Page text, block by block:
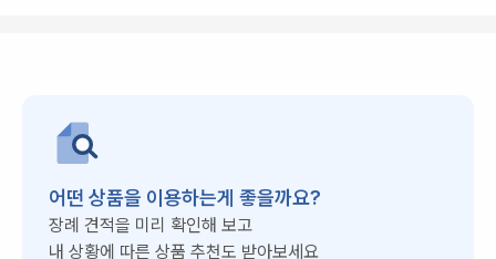
어떤 상품을 이용하는게 좋을까요?
장례 견적을 미리 확인해 보고
내 상황에 따른 상품 추천도 받아보세요